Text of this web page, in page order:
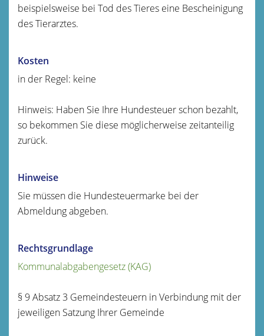
beispielsweise bei Tod des Tieres eine Bescheinigung
des Tierarztes.
Kosten
in der Regel: keine
Hinweis: Haben Sie Ihre Hundesteuer schon bezahlt,
so bekommen Sie diese möglicherweise zeitanteilig
zurück.
Hinweise
Sie müssen die Hundesteuermarke bei der
Abmeldung abgeben.
Rechtsgrundlage
Kommunalabgabengesetz (KAG)
§ 9 Absatz 3 Gemeindesteuern in Verbindung mit der
jeweiligen Satzung Ihrer Gemeinde